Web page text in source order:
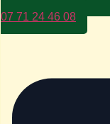
07 71 24 46 08